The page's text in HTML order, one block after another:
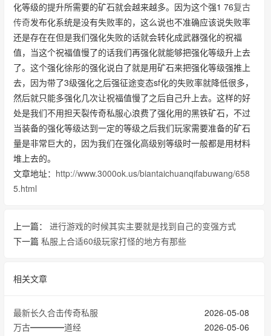
化等级的提升所需要的矿石就会越来越多。因为这个强1 76复古
传奇发布化系统是没有失败率的，这么说也不准确应该说失败率
还是存在在但是我们强化失败的话就会转化成武器强化的祝福
值，当这个祝福值慢了的话我们再强化就能够把强化等级升上去
了。这个强化徐彤的强化说白了就是用矿石来把强化等级强推上
去，因为带了3级强化之后强征途变态sf化的失败率就降低很多，
然后就只能多强化几次让祝福值慢了之后自己升上去。这样的好
处是我们不用担天裂传奇私服心浪费了强化用的黑铁矿石，不过
当装备的强化等级达到一定的等级之后我们玩家需要准备的矿石
量是非常巨大的，因为我们在强化高级别等级时一般都是用材料
堆上去的。
文章地址： http://www.3000ok.us/biantaichuanqifabuwang/658
5.html
上一篇： 进行游戏的时候其实主要就是找到自己的变强方式
下一篇 私服上合适60级玩家打怪的地方有那些
相关文章
2026-05-08
最新长久合击传奇私服
2026-05-06
万古━━━━道经